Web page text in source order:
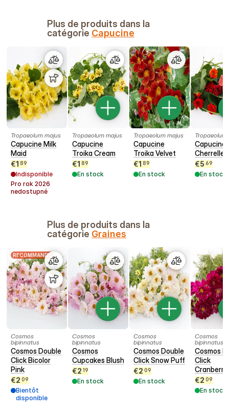
Plus de produits dans la
catégorie Capucine
Tropaeolum majus
Capucine Milk
Maid
€1 89
Indisponible
Pro rok 2026
nedostupné
Tropaeolum majus
Capucine
Troika Cream
€1 89
En stock
Tropaeolum majus
Capucine
Troika Velvet
€1 89
En stock
Tropaeolum
Capucine
Cherrelle
€5 69
En stock
Plus de produits dans la
catégorie Graines
RECOMMANDÉ
Cosmos
bipinnatus
Cosmos Double
Click Bicolor
Pink
€2 09
Bientôt
disponible
Cosmos
bipinnatus
Cosmos
Cupcakes Blush
€2 19
En stock
Cosmos
bipinnatus
Cosmos Double
Click Snow Puff
€2 09
En stock
Cosmos
bipinnatus
Cosmos
Click
€2 09
En stock